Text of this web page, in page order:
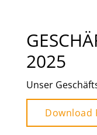
2025
Unser
Download